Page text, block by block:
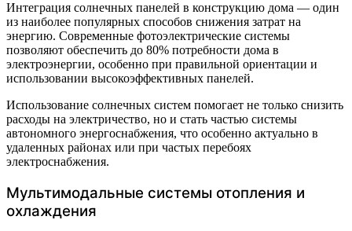
Интеграция солнечных панелей в конструкцию дома — один
из наиболее популярных способов снижения затрат на
энергию. Современные фотоэлектрические системы
позволяют обеспечить до 80% потребности дома в
электроэнергии, особенно при правильной ориентации и
использовании высокоэффективных панелей.
Использование солнечных систем помогает не только снизить
расходы на электричество, но и стать частью системы
автономного энергоснабжения, что особенно актуально в
удаленных районах или при частых перебоях
электроснабжения.
Мультимодальные системы отопления и
охлаждения